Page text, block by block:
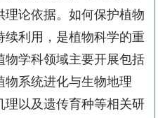
论依据。如何保护植物
续利用，是植物科学的重
物学科领域主要开展包括
系统进化与生物地理
理以及遗传育种等相关研